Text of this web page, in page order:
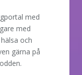
med
med
och
gärna på